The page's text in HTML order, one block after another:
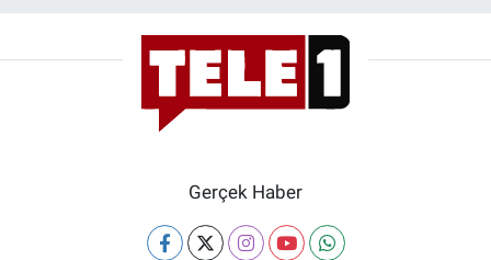
Gerçek Haber